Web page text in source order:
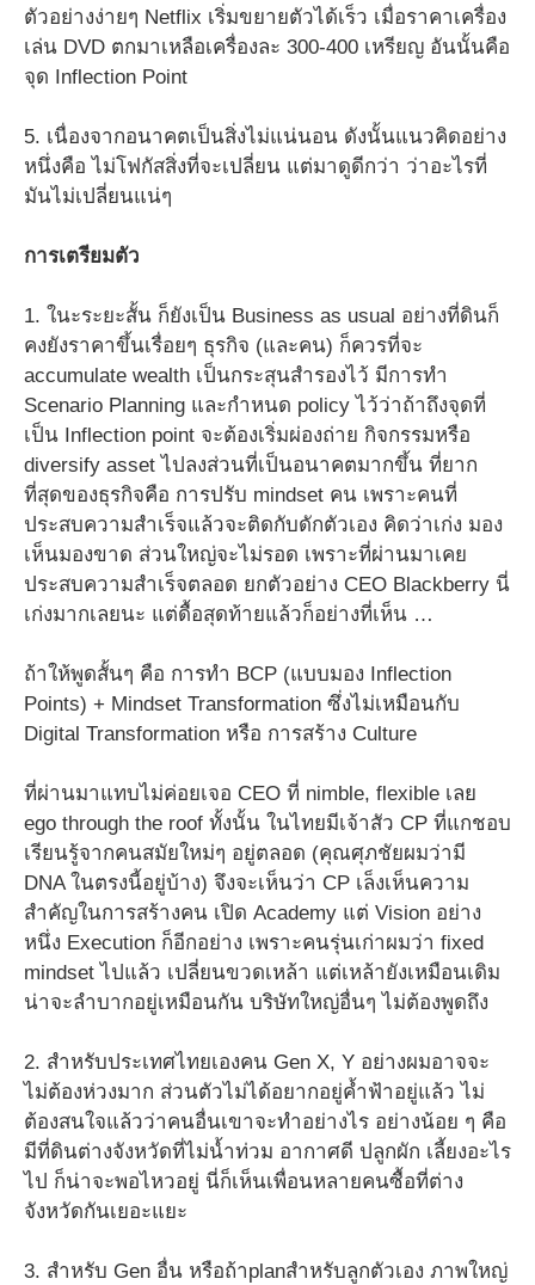
ตัวอย่างง่ายๆ Netflix เริ่มขยายตัวได้เร็ว เมื่อราคาเครื่อง
เล่น DVD ตกมาเหลือเครื่องละ 300-400 เหรียญ อันนั้นคือ
จุด Inflection Point
5. เนื่องจากอนาคตเป็นสิ่งไม่แน่นอน ดังนั้นแนวคิดอย่าง
หนึ่งคือ ไม่โฟกัสสิ่งที่จะเปลี่ยน แต่มาดูดีกว่า ว่าอะไรที่
มันไม่เปลี่ยนแน่ๆ
การเตรียมตัว
1. ในะระยะสั้น ก็ยังเป็น Business as usual อย่างที่ดินก็
คงยังราคาขึ้นเรื่อยๆ ธุรกิจ (และคน) ก็ควรที่จะ
accumulate wealth เป็นกระสุนสำรองไว้ มีการทำ
Scenario Planning และกำหนด policy ไว้ว่าถ้าถึงจุดที่
เป็น Inflection point จะต้องเริ่มผ่องถ่าย กิจกรรมหรือ
diversify asset ไปลงส่วนที่เป็นอนาคตมากขึ้น ที่ยาก
ที่สุดของธุรกิจคือ การปรับ mindset คน เพราะคนที่
ประสบความสำเร็จแล้วจะติดกับดักตัวเอง คิดว่าเก่ง มอง
เห็นมองขาด ส่วนใหญ่จะไม่รอด เพราะที่ผ่านมาเคย
ประสบความสำเร็จตลอด ยกตัวอย่าง CEO Blackberry นี่
เก่งมากเลยนะ แต่ดื้อสุดท้ายแล้วก็อย่างที่เห็น …
ถ้าให้พูดสั้นๆ คือ การทำ BCP (แบบมอง Inflection
Points) + Mindset Transformation ซึ่งไม่เหมือนกับ
Digital Transformation หรือ การสร้าง Culture
ที่ผ่านมาแทบไม่ค่อยเจอ CEO ที่ nimble, flexible เลย
ego through the roof ทั้งนั้น ในไทยมีเจ้าสัว CP ที่แกชอบ
เรียนรู้จากคนสมัยใหม่ๆ อยู่ตลอด (คุณศุภชัยผมว่ามี
DNA ในตรงนี้อยู่บ้าง) จึงจะเห็นว่า CP เล็งเห็นความ
สำคัญในการสร้างคน เปิด Academy แต่ Vision อย่าง
หนึ่ง Execution ก็อีกอย่าง เพราะคนรุ่นเก่าผมว่า fixed
mindset ไปแล้ว เปลี่ยนขวดเหล้า แต่เหล้ายังเหมือนเดิม
น่าจะลำบากอยู่เหมือนกัน บริษัทใหญ่อื่นๆ ไม่ต้องพูดถึง
2. สำหรับประเทศไทยเองคน Gen X, Y อย่างผมอาจจะ
ไม่ต้องห่วงมาก ส่วนตัวไม่ได้อยากอยู่ค้ำฟ้าอยู่แล้ว ไม่
ต้องสนใจแล้วว่าคนอื่นเขาจะทำอย่างไร อย่างน้อย ๆ คือ
มีที่ดินต่างจังหวัดที่ไม่น้ำท่วม อากาศดี ปลูกผัก เลี้ยงอะไร
ไป ก็น่าจะพอไหวอยู่ นี่ก็เห็นเพื่อนหลายคนซื้อที่ต่าง
จังหวัดกันเยอะแยะ
3. สำหรับ Gen อื่น หรือถ้าplanสำหรับลูกตัวเอง ภาพใหญ่